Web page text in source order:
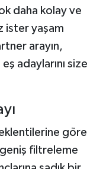
daha kolay ve
ister yaşam
arayın,
adaylarını size
göre
geniş filtreleme